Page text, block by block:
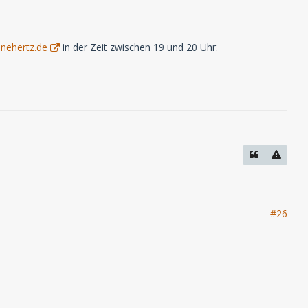
in der Zeit zwischen 19 und 20 Uhr.
#26